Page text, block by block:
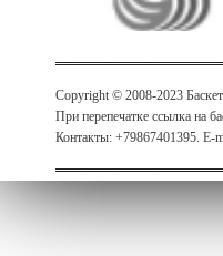
Copyright © 2008-2023
При перепечатке ссылка на
Контакты: +79867401395. E-